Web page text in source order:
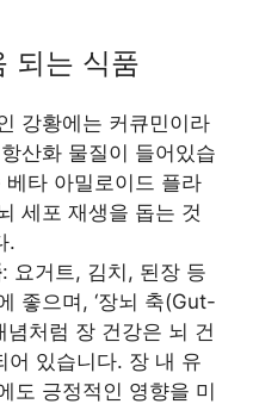
되는 식품
강황에는 커큐민이라
산화 물질이 들어있습
타 아밀로이드 플라
세포 재생을 돕는 것
.
: 요거트, 김치, 된장 등
좋으며, ‘장뇌 축(Gut-
념처럼 장 건강은 뇌 건
어 있습니다. 장 내 유
도 긍정적인 영향을 미